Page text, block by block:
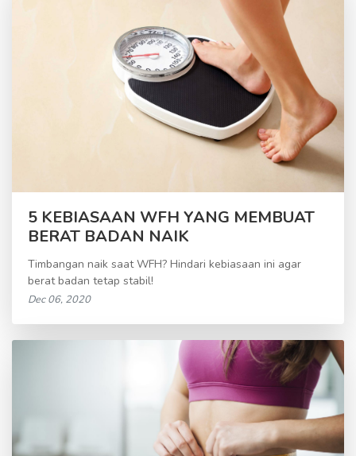
5 KEBIASAAN WFH YANG MEMBUAT
BERAT BADAN NAIK
Timbangan naik saat WFH? Hindari kebiasaan ini agar
berat badan tetap stabil!